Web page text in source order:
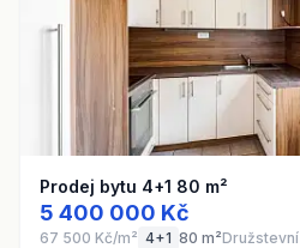
Prodej bytu 4+1 80 m²
5 400 000 Kč
67 500 Kč/m² 4+1 80 m²Družstevní